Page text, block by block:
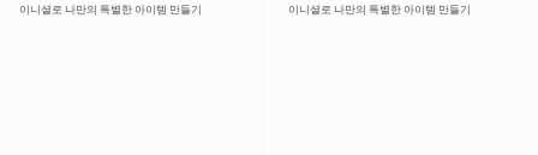
이니셜로 나만의 특별한 아이템 만들기 이니셜로 나만의 특별한 아이템 만들기